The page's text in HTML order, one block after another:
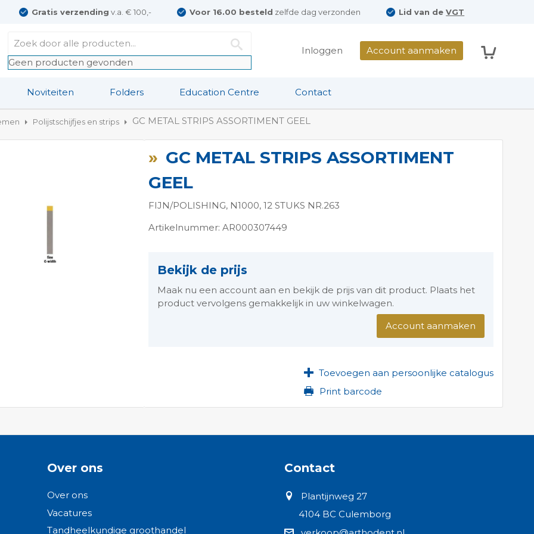
Gratis verzending v.a. € 100,- Voor 16.00 besteld zelfde dag verzonden Lid van deVGT
Geen producten gevonden
Inloggen Account aanmaken
Noviteiten Folders Education Centre Contact
Polijstschijfjes en strips GC METAL STRIPS ASSORTIMENT GEEL
GC METAL STRIPS ASSORTIMENT
GEEL
FIJN/POLISHING, N1000, 12 STUKS NR.263
Artikelnummer: AR000307449
Bekijk de prijs
Maak nu een account aan en bekijk de prijs van dit product. Plaats het
product vervolgens gemakkelijk in uw winkelwagen.
Account aanmaken
Toevoegen aan persoonlijke catalogus
Print barcode
Over ons
Over ons
Vacatures
Tandheelkundige groothandel
Contact
Plantijnweg 27
4104 BC Culemborg